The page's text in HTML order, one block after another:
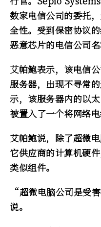
数家电信公司的委托
全性。受到保密协议
恶意芯片的电信公司名
艾帕鲍表示，该电信
服务器，出现不寻常
示，该服务器内的以
被置入了一个将网络
艾帕鲍说，除了超微
它供应商的计算机硬
类似组件。
“超微电脑公司是受
说。